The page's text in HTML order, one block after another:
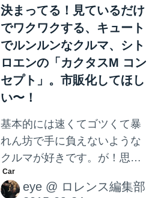
「Mazda RX-VISION」！ 新型
ロータリーエンジンを搭載す
るFRスポーツカー、のコンセ
プトカーです。以前、コスモ
スポーツの記事でも取り上げ
た、RX-8の後継市販車が登
せん。 小さくて、早くて、未
来的な夢のスポーツカー。世
界初の量産ロータリーエン...
決まってる！見ているだけ
でワクワクする、キュート
でルンルンなクルマ、シト
ロエンの「カクタスM コン
セプト」。市販化してほし
い〜！
基本的には速くてゴツくて暴
れん坊で手に負えないような
クルマが好きです。が！思わ
ずルンルン気分でお出かけし
たり、バカンスに出かけたく
eye @ ロレンス編集部